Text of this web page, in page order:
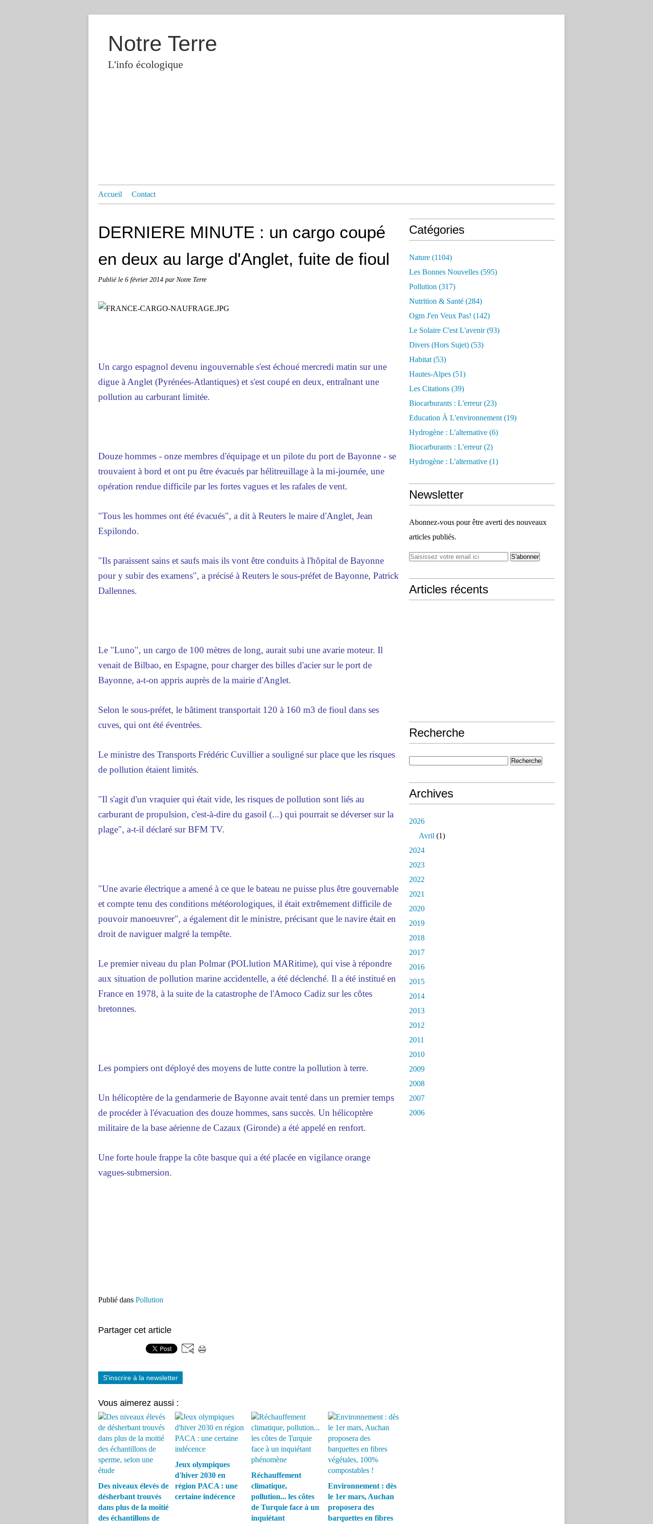
Notre Terre
L'info écologique
Accueil Contact
DERNIERE MINUTE : un cargo coupé
en deux au large d'Anglet, fuite de fioul
Publié le 6 février 2014 par Notre Terre
Un cargo espagnol devenu ingouvernable s'est échoué mercredi matin sur une
digue à Anglet (Pyrénées-Atlantiques) et s'est coupé en deux, entraînant une
pollution au carburant limitée.
Douze hommes - onze membres d'équipage et un pilote du port de Bayonne - se
trouvaient à bord et ont pu être évacués par hélitreuillage à la mi-journée, une
opération rendue difficile par les fortes vagues et les rafales de vent.
"Tous les hommes ont été évacués", a dit à Reuters le maire d'Anglet, Jean
Espilondo.
"Ils paraissent sains et saufs mais ils vont être conduits à l'hôpital de Bayonne
pour y subir des examens", a précisé à Reuters le sous-préfet de Bayonne, Patrick
Dallennes.
Le "Luno", un cargo de 100 mètres de long, aurait subi une avarie moteur. Il
venait de Bilbao, en Espagne, pour charger des billes d'acier sur le port de
Bayonne, a-t-on appris auprès de la mairie d'Anglet.
Selon le sous-préfet, le bâtiment transportait 120 à 160 m3 de fioul dans ses
cuves, qui ont été éventrées.
Le ministre des Transports Frédéric Cuvillier a souligné sur place que les risques
de pollution étaient limités.
"Il s'agit d'un vraquier qui était vide, les risques de pollution sont liés au
carburant de propulsion, c'est-à-dire du gasoil (...) qui pourrait se déverser sur la
plage", a-t-il déclaré sur BFM TV.
"Une avarie électrique a amené à ce que le bateau ne puisse plus être gouvernable
et compte tenu des conditions météorologiques, il était extrêmement difficile de
pouvoir manoeuvrer", a également dit le ministre, précisant que le navire était en
droit de naviguer malgré la tempête.
Le premier niveau du plan Polmar (POLlution MARitime), qui vise à répondre
aux situation de pollution marine accidentelle, a été déclenché. Il a été institué en
France en 1978, à la suite de la catastrophe de l'Amoco Cadiz sur les côtes
bretonnes.
Les pompiers ont déployé des moyens de lutte contre la pollution à terre.
Un hélicoptère de la gendarmerie de Bayonne avait tenté dans un premier temps
de procéder à l'évacuation des douze hommes, sans succès. Un hélicoptère
militaire de la base aérienne de Cazaux (Gironde) a été appelé en renfort.
Une forte houle frappe la côte basque qui a été placée en vigilance orange
vagues-submersion.
Publié dans Pollution
Partager cet article
S'inscrire à la newsletter
Vous aimerez aussi :
Des niveaux élevés de
désherbant trouvés
dans plus de la moitié
des échantillons de
Jeux olympiques
d'hiver 2030 en
région PACA : une
certaine indécence
Réchauffement
climatique,
pollution... les côtes
de Turquie face à un
inquiétant
Environnement : dès
le 1er mars, Auchan
proposera des
barquettes en fibres
Catégories
Nature (1104)
Les Bonnes Nouvelles (595)
Pollution (317)
Nutrition & Santé (284)
Ogm J'en Veux Pas! (142)
Le Solaire C'est L'avenir(93)
Divers (hors Sujet) (53)
Habitat (53)
Hautes-Alpes (51)
Les Citations (39)
Biocarburants : L'erreur(23)
Education À L'environnement (19)
Hydrogène : L'alternative (6)
Biocarburants : L'erreur(2)
Hydrogène : L'alternative (1)
Newsletter
Abonnez-vous pour être averti des nouveaux
articles publiés.
Articles récents
Recherche
Archives
2026
Avril (1)
2024
2023
2022
2021
2020
2019
2018
2017
2016
2015
2014
2013
2012
2011
2010
2009
2008
2007
2006